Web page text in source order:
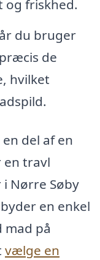
og friskhed.
du bruger
de
hvilket
del af en
en travl
Nørre Søby
en enkel
mad på
vælge en